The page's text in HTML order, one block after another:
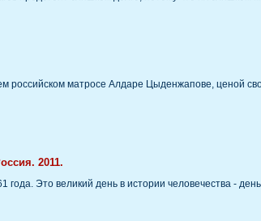
российском матросе Алдаре Цыденжапове, ценой
2011.
Это великий день в истории человечества -